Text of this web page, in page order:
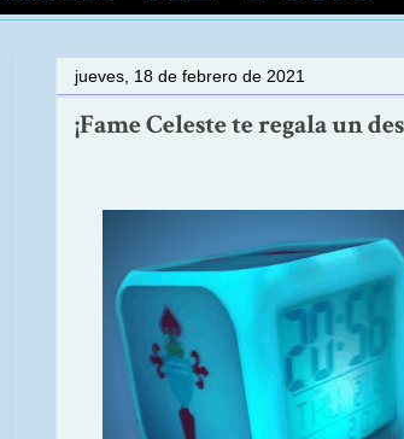
jueves, 18 de febrero de 2021
¡Fame Celeste te regala un